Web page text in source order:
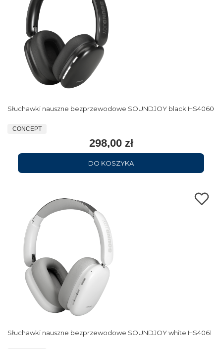
Słuchawki nauszne bezprzewodowe SOUNDJOY black HS4060
CONCEPT
298,00 zł
DO KOSZYKA
Słuchawki nauszne bezprzewodowe SOUNDJOY white HS4061